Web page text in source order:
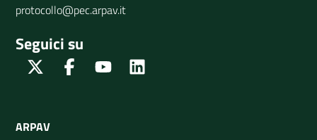
protocollo@pec.arpav.it
Seguici su
Twitter FacebookYoutube
ARPAV